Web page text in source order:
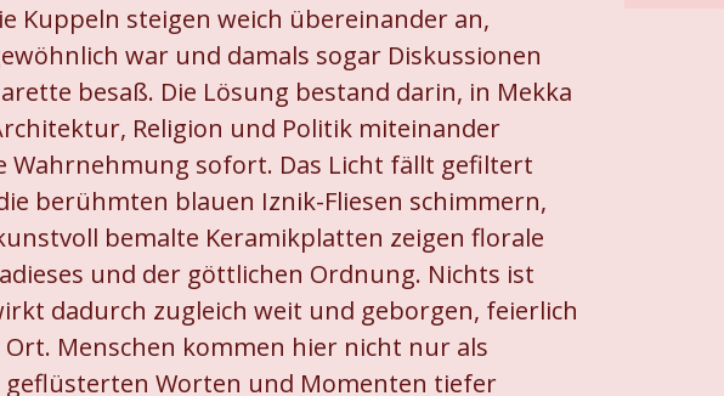
Kuppeln steigen weich übereinander an,
war und damals sogar Diskussionen
besaß. Die Lösung bestand darin, in Mekka
Religion und Politik miteinander
Wahrnehmung sofort. Das Licht fällt gefiltert
berühmten blauen Iznik-Fliesen schimmern,
bemalte Keramikplatten zeigen florale
und der göttlichen Ordnung. Nichts ist
dadurch zugleich weit und geborgen, feierlich
Menschen kommen hier nicht nur als
geflüsterten Worten und Momenten tiefer